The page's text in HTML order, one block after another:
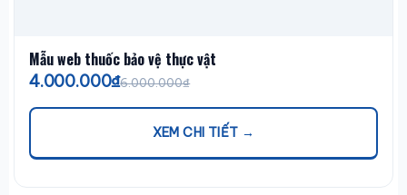
Mẫu web thuốc bảo vệ thực vật
4.000.000₫6.000.000₫
XEM CHI TIẾT →